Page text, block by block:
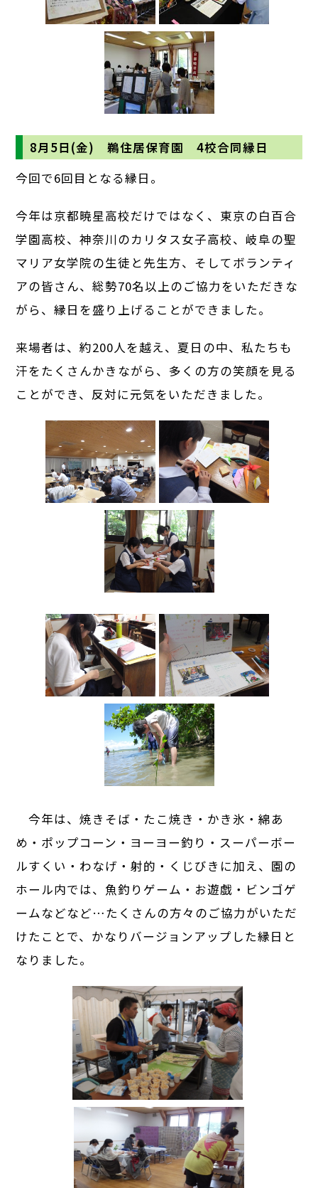
8月5日(金) 鵜住居保育園 4校合同縁日
今回で6回目となる縁日。
今年は京都暁星高校だけではなく、東京の白百合
学園高校、神奈川のカリタス女子高校、岐阜の聖
マリア女学院の生徒と先生方、そしてボランティ
アの皆さん、総勢70名以上のご協力をいただきな
がら、縁日を盛り上げることができました。
来場者は、約200人を越え、夏日の中、私たちも
汗をたくさんかきながら、多くの方の笑顔を見る
ことができ、反対に元気をいただきました。
今年は、焼きそば・たこ焼き・かき氷・綿あ
め・ポップコーン・ヨーヨー釣り・スーパーボー
ルすくい・わなげ・射的・くじびきに加え、園の
ホール内では、魚釣りゲーム・お遊戯・ビンゴゲ
ームなどなど…たくさんの方々のご協力がいただ
けたことで、かなりバージョンアップした縁日と
なりました。